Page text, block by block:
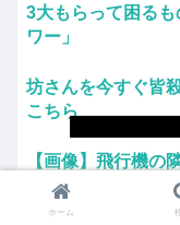
3大もらって困る
ワー」
坊さんを今すぐ皆
こちら
【画像】飛行機の
券売機でチンタラ
ホーム